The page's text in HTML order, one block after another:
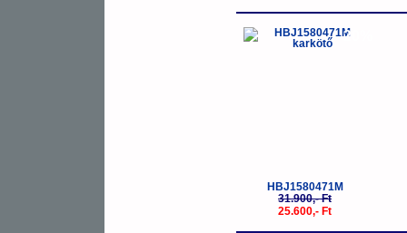
-20%
HBJ1580471M
31.900,- Ft
25.600,- Ft